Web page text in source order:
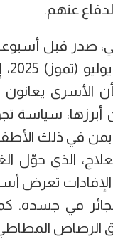
عنهم.
صدر قبل
تفيد بأن
أبرزها:
في ذلك
الذي حوّل
تعرض
في جسده.
الرصاص